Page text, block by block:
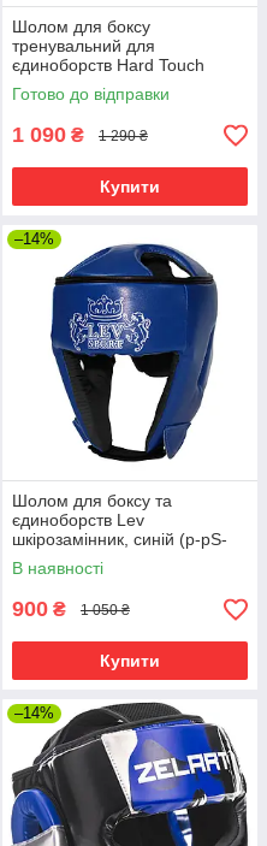
Шолом для боксу
тренувальний для
єдиноборств Hard Touch
Lightning PU синій
Готово до відправки
1 090 ₴ 1 290 ₴
Купити
–14%
Шолом для боксу та
єдиноборств Lev
шкірозамінник, синій (р-рS-
XL)
В наявності
900 ₴ 1 050 ₴
Купити
–14%